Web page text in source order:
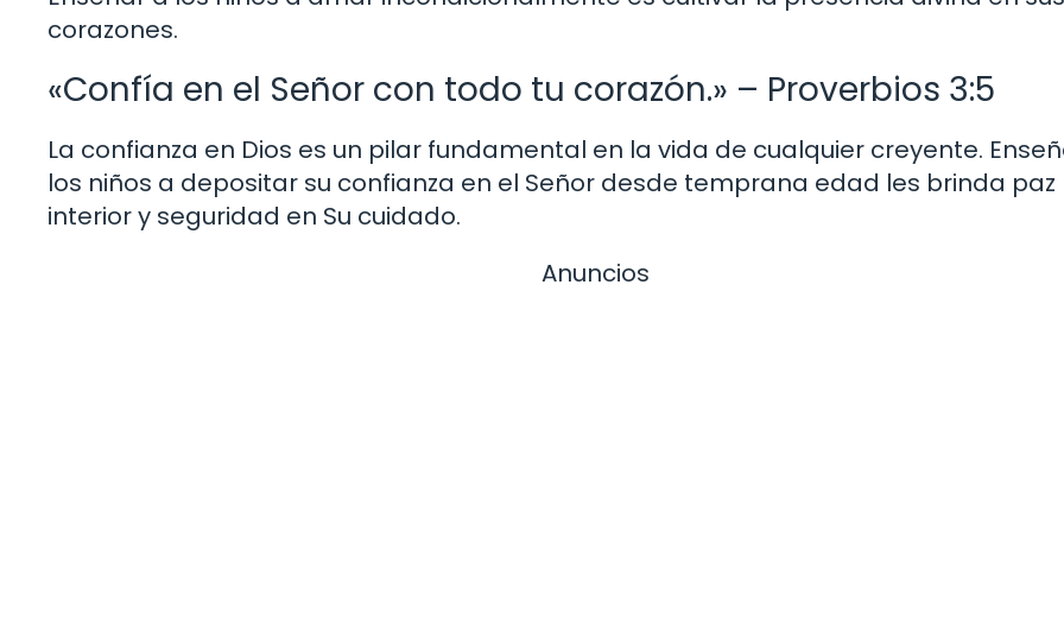
corazones.
«Confía en el Señor con todo tu corazón.» – Proverbios 3:5
La confianza en Dios es un pilar fundamental en la vida de cualquier creyente.
los niños a depositar su confianza en el Señor desde temprana edad les brinda paz
interior y seguridad en Su cuidado.
Anuncios